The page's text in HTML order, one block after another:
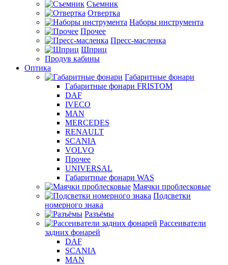
Съемник
Отвертка
Наборы инструмента
Прочее
Пресс-масленка
Шприц
Продув кабины
Оптика
Габаритные фонари
Габаритные фонари FRISTOM
DAF
IVECO
MAN
MERCEDES
RENAULT
SCANIA
VOLVO
Прочее
UNIVERSAL
Габаритные фонари WAS
Маячки проблесковые
Подсветки
номерного знака
Разъёмы
Рассеиватели
задних фонарей
DAF
SCANIA
MAN